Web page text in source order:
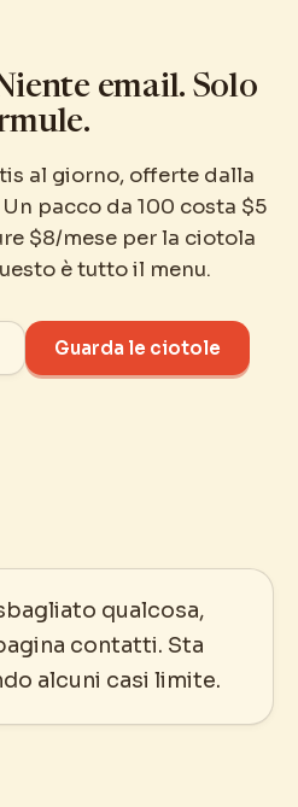
email. Solo
al giorno, offerte dalla
pacco da 100 costa $5
$8/mese per la ciotola
è tutto il menu.
Guarda le ciotole
qualcosa,
contatti. Sta
alcuni casi limite.